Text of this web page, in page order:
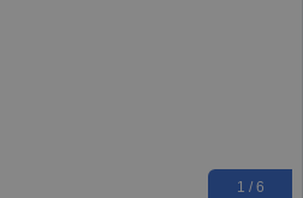
1 / 6